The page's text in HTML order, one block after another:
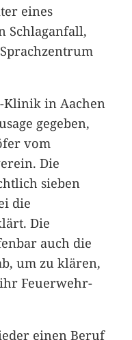
eines
Schlaganfall,
Klinik in Aachen
gegeben,
vom
Die
sieben
die
Die
auch die
um zu klären,
Feuerwehr-
einen Beruf